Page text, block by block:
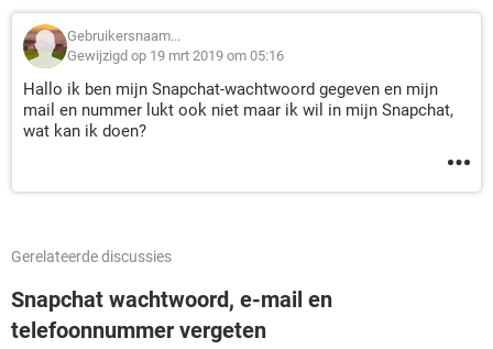
Gebruikersnaam...
Gewijzigd op 19 mrt 2019 om 05:16
Hallo ik ben mijn Snapchat-wachtwoord gegeven en mijn
mail en nummer lukt ook niet maar ik wil in mijn Snapchat,
wat kan ik doen?
Gerelateerde discussies
Snapchat wachtwoord, e-mail en
telefoonnummer vergeten